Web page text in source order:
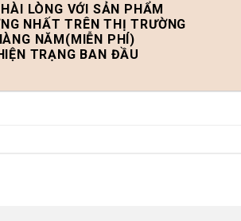
LÒNG VỚI SẢN PHẨM
NHẤT TRÊN THỊ TRƯỜNG
NĂM(MIỄN PHÍ)
TRẠNG BAN ĐẦU